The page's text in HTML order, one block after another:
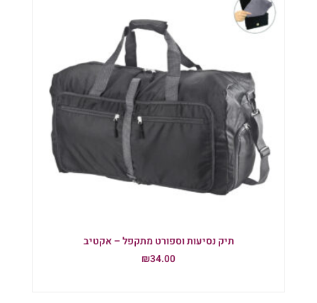
תיק נסיעות וספורט מתקפל – אקטיב
₪34.00